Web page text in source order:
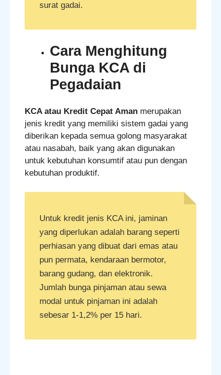
surat gadai.
Cara Menghitung
Bunga KCA di
Pegadaian
KCA atau Kredit Cepat Aman merupakan
jenis kredit yang memiliki sistem gadai yang
diberikan kepada semua golong masyarakat
atau nasabah, baik yang akan digunakan
untuk kebutuhan konsumtif atau pun dengan
kebutuhan produktif.
Untuk kredit jenis KCA ini, jaminan
yang diperlukan adalah barang seperti
perhiasan yang dibuat dari emas atau
pun permata, kendaraan bermotor,
barang gudang, dan elektronik.
Jumlah bunga pinjaman atau sewa
modal untuk pinjaman ini adalah
sebesar 1-1,2% per 15 hari.